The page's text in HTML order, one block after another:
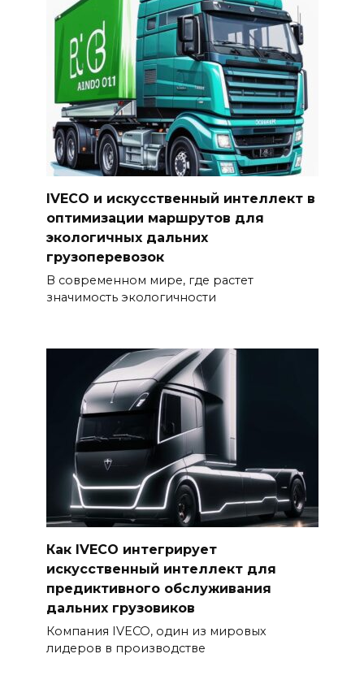
IVECO и искусственный интеллект в
оптимизации маршрутов для
экологичных дальних
грузоперевозок
В современном мире, где растет
значимость экологичности
Как IVECO интегрирует
искусственный интеллект для
предиктивного обслуживания
дальних грузовиков
Компания IVECO, один из мировых
лидеров в производстве